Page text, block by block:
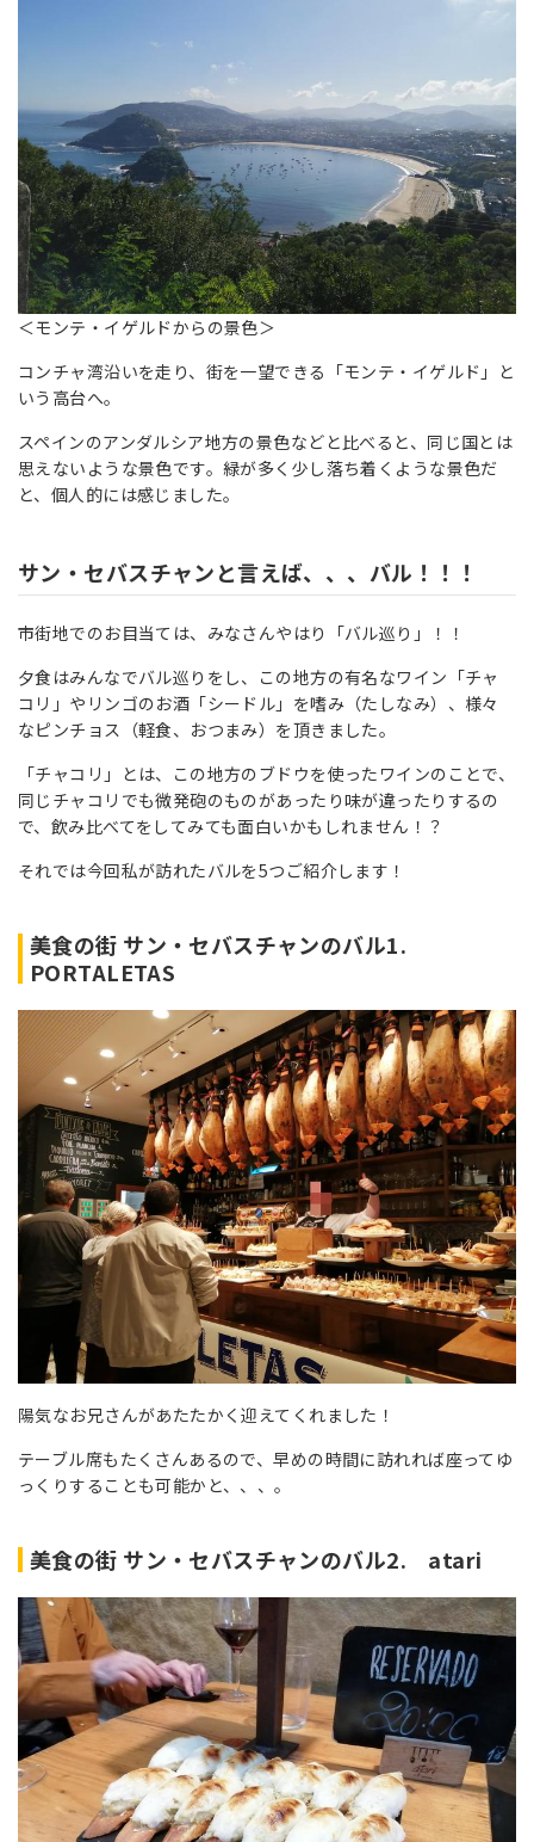
＜モンテ・イゲルドからの景色＞
コンチャ湾沿いを走り、街を一望できる「モンテ・イゲルド」と
いう高台へ。
スペインのアンダルシア地方の景色などと比べると、同じ国とは
思えないような景色です。緑が多く少し落ち着くような景色だ
と、個人的には感じました。
サン・セバスチャンと言えば、、、バル！！！
市街地でのお目当ては、みなさんやはり「バル巡り」！！
夕食はみんなでバル巡りをし、この地方の有名なワイン「チャ
コリ」やリンゴのお酒「シードル」を嗜み（たしなみ）、様々
なピンチョス（軽食、おつまみ）を頂きました。
「チャコリ」とは、この地方のブドウを使ったワインのことで、
同じチャコリでも微発砲のものがあったり味が違ったりするの
で、飲み比べてをしてみても面白いかもしれません！？
それでは今回私が訪れたバルを5つご紹介します！
美食の街 サン・セバスチャンのバル1.
PORTALETAS
陽気なお兄さんがあたたかく迎えてくれました！
テーブル席もたくさんあるので、早めの時間に訪れれば座ってゆ
っくりすることも可能かと、、、。
美食の街 サン・セバスチャンのバル2. atari